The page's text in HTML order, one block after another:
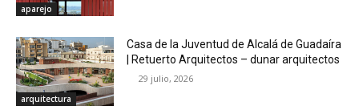
aparejo
arquitectura
Casa de la Juventud de Alcalá de Guadaíra
| Retuerto Arquitectos – dunar arquitectos
29 julio, 2026